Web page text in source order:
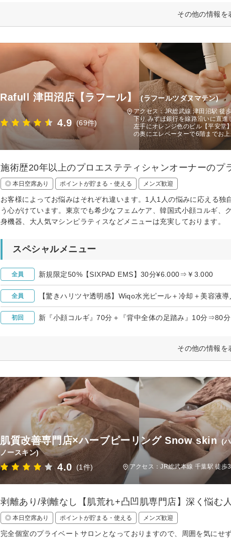
その他の情報を
Rafull 津田沼店【ラフール】 (ラフールツダヌマテン)
4.9 (69件)
アクセス：JR総武線 津田沼駅 徒
下り みずほ銀行を線路沿いに直
左手にオレンジ色のビル【平安堂
の奥にエレベーターで6階までお
施術歴20年以上のプロエステティシャンオーナーの
◎ 本日空席あり ポイントが貯まる・使える メンズ歓迎
お客様によってお悩みはそれぞれ違います。1人1人の悩みに応える
う心がけています。東京でも希少なフェムケア、韓国式小顔コルギ
身機器、大人気マシンピラティスなどメニューは充実しております。
スペシャルメニュー
全員 新規限定50%【SIXPAD EMS】30分¥6.000⇒￥3.000
全員 【驚きハリツヤ透明感】Wiqo水光ピール＋冷却＋美容液
初回 新『小顔コルギ』70分＋『背中全体の足踏み』10分⇒80
その他の情報を
肌質改善専門店×ハーブピーリング Snow skin (
ノースキン)
4.0 (1件) アクセス：JR総武本線 千葉駅 徒歩
剥離あり/剥離なし【肌荒れ+凸凹肌専門店】深く悩む
◎ 本日空席あり ポイントが貯まる・使える メンズ歓迎
完全個室のプライベートサロンとなっておりますので、周囲を気にせ